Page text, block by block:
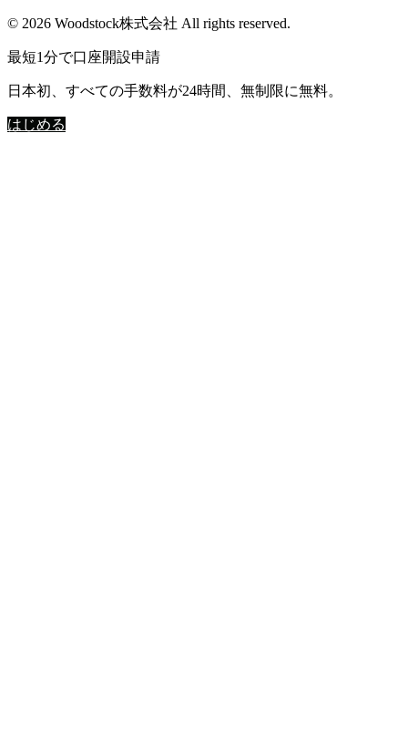
© 2026 Woodstock株式会社 All rights reserved.
最短1分で口座開設申請
日本初、すべての手数料が24時間、無制限に無料。
はじめる